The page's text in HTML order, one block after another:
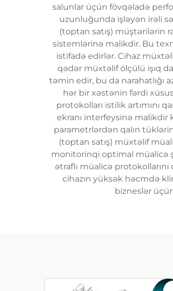
salunlar üçün fövqəladə
uzunluğunda işləyən irəli
(toptan satış) müştərilərin
sistemlərinə malikdir. Bu
istifadə edirlər. Cihaz
qədər müxtəlif ölçülü işıq
təmin edir, bu da narahatlığı
hər bir xəstənin fərdi
protokolları istilik artımını
ekranı interfeysinə malikdir
parametrlərdən qalın
(toptan satış) müxtəlif
monitorinqi optimal müalicə
ətraflı müalicə
cihazın yüksək həcmdə
bizneslər